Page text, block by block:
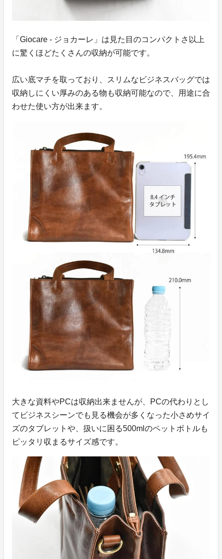
「Giocare - ジョカーレ」は見た目のコンパクトさ以上
に驚くほどたくさんの収納が可能です。
広い底マチを取っており、スリムなビジネスバッグでは
収納しにくい厚みのある物も収納可能なので、用途に合
わせた使い方が出来ます。
大きな資料やPCは収納出来ませんが、PCの代わりとし
てビジネスシーンでも見る機会が多くなった小さめサイ
ズのタブレットや、扱いに困る500mlのペットボトルも
ピッタリ収まるサイズ感です。